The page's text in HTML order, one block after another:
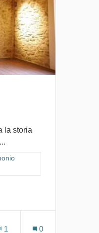
la storia
archeologia (musei,
1 0